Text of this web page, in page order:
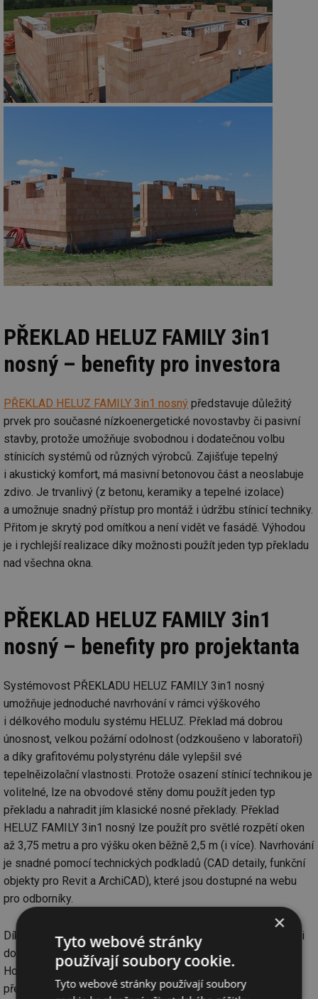
PŘEKLAD HELUZ FAMILY 3in1
nosný – benefity pro investora
PŘEKLAD HELUZ FAMILY 3in1 nosný představuje důležitý
prvek pro současné nízkoenergetické novostavby či pasivní
stavby, protože umožňuje svobodnou i dodatečnou volbu
stínicích systémů od různých výrobců. Zajišťuje tepelný
i akustický komfort, má masivní betonovou část a neoslabuje
zdivo. Je trvanlivý (z betonu, keramiky a tepelné izolace)
a umožnuje snadný přístup pro montáž i údržbu stínicí techniky.
Přitom je skrytý pod omítkou a není vidět ve fasádě. Výhodou
je i rychlejší realizace díky možnosti použít jeden typ překladu
nad všechna okna.
PŘEKLAD HELUZ FAMILY 3in1
nosný – benefity pro projektanta
Systémovost PŘEKLADU HELUZ FAMILY 3in1 nosný
umožňuje jednoduché navrhování v rámci výškového
i délkového modulu systému HELUZ. Překlad má dobrou
únosnost, velkou požární odolnost (odzkoušeno v laboratoři)
a díky grafitovému polystyrénu dále vylepšil své
tepelněizolační vlastnosti. Protože osazení stínicí technikou je
volitelné, lze na obvodové stěny domu použít jeden typ
překladu a nahradit jím klasické nosné překlady. Překlad
HELUZ FAMILY 3in1 nosný lze použít pro světlé rozpětí oken
až 3,75 metru a pro výšku oken běžně 2,5 m (i více). Navrhování
je snadné pomocí technických podkladů (CAD detaily, funkční
objekty pro Revit a ArchiCAD), které jsou dostupné na webu
pro odborníky.
Díky optimalizované geometrii překladu se podařilo při velmi
dobré únosnosti dosáhnout nadstandardní tepelné izolace.
Hodnoty součinitele prostupu tepla pro základní variantu
překladu jsou vyrovnané s vlastnostmi zdiva z tepelně
×
Tyto webové stránky
používají soubory cookie.
Tyto webové stránky používají soubory